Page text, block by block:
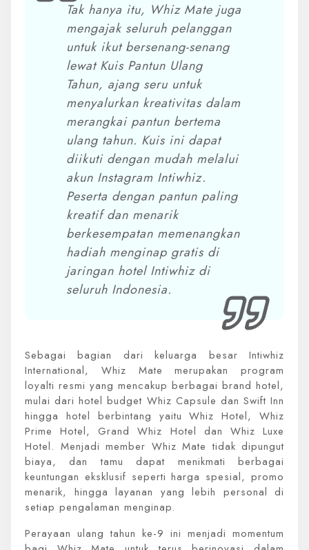
Tak hanya itu, Whiz Mate juga
mengajak seluruh pelanggan
untuk ikut bersenang-senang
lewat Kuis Pantun Ulang
Tahun, ajang seru untuk
menyalurkan kreativitas dalam
merangkai pantun bertema
ulang tahun. Kuis ini dapat
diikuti dengan mudah melalui
akun Instagram Intiwhiz.
Peserta dengan pantun paling
kreatif dan menarik
berkesempatan memenangkan
hadiah menginap gratis di
jaringan hotel Intiwhiz di
seluruh Indonesia.
Sebagai bagian dari keluarga besar Intiwhiz
International, Whiz Mate merupakan program
loyalti resmi yang mencakup berbagai brand hotel,
mulai dari hotel budget Whiz Capsule dan Swift Inn
hingga hotel berbintang yaitu Whiz Hotel, Whiz
Prime Hotel, Grand Whiz Hotel dan Whiz Luxe
Hotel. Menjadi member Whiz Mate tidak dipungut
biaya, dan tamu dapat menikmati berbagai
keuntungan eksklusif seperti harga spesial, promo
menarik, hingga layanan yang lebih personal di
setiap pengalaman menginap.
Perayaan ulang tahun ke-9 ini menjadi momentum